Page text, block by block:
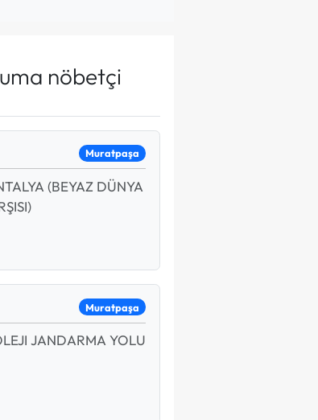
nöbetçi
Muratpaşa
(BEYAZ DÜNYA
Muratpaşa
JANDARMA YOLU